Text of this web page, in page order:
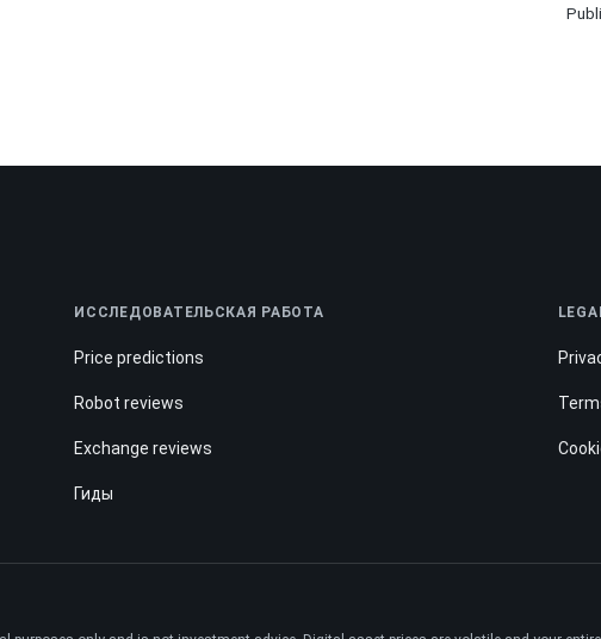
ИССЛЕДОВАТЕЛЬСКАЯ РАБОТА
Price predictions
Robot reviews
Exchange reviews
Гиды